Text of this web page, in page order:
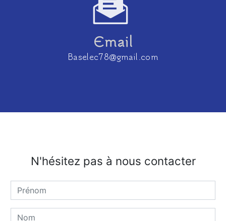
Email
baselec78@gmail.com
N'hésitez pas à nous contacter